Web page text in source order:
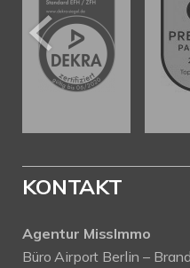
KONTAKT
Agentur MissImmo
Büro Airport Berlin –